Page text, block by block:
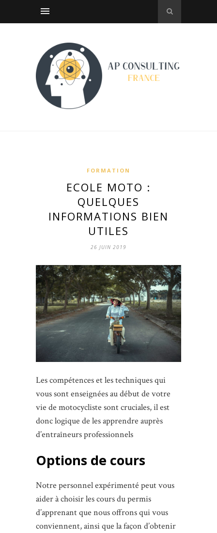
FORMATION
ECOLE MOTO :
QUELQUES
INFORMATIONS BIEN
UTILES
26 JUIN 2019
Les compétences et les techniques qui
vous sont enseignées au début de votre
vie de motocycliste sont cruciales, il est
donc logique de les apprendre auprès
d’entraîneurs professionnels
Options de cours
Notre personnel expérimenté peut vous
aider à choisir les cours du permis
d’apprenant que nous offrons qui vous
conviennent, ainsi que la façon d’obtenir